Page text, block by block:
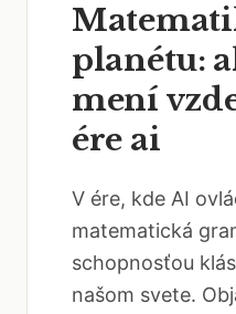
planétu:
mení
ére ai
V ére, kde AI
matematická
schopnosťou
našom svete.